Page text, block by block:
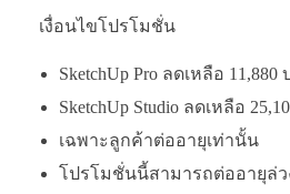
เงื่อนไขโปรโมชั่น
SketchUp Pro ลดเหลือ 11,880
SketchUp Studio ลดเหลือ
เฉพาะลูกค้าต่ออายุเท่านั้น
โปรโมชั่นนี้สามารถต่ออายุล่